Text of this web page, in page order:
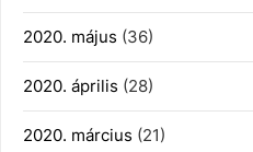
2020. május (36)
2020. április (28)
2020. március (21)